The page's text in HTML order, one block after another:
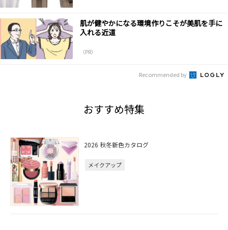
肌が健やかになる環境作りこそが美肌を手に
入れる近道
（PR）
Recommended by
おすすめ特集
2026 秋冬新色カタログ
メイクアップ